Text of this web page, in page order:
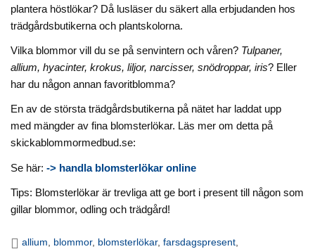
plantera höstlökar? Då lusläser du säkert alla erbjudanden hos
trädgårdsbutikerna och plantskolorna.
Vilka blommor vill du se på senvintern och våren? Tulpaner,
allium, hyacinter, krokus, liljor, narcisser, snödroppar, iris? Eller
har du någon annan favoritblomma?
En av de största trädgårdsbutikerna på nätet har laddat upp
med mängder av fina blomsterlökar. Läs mer om detta på
skickablommormedbud.se:
Se här:-> handla blomsterlökar online
Tips: Blomsterlökar är trevliga att ge bort i present till någon som
gillar blommor, odling och trädgård!
allium, blommor, blomsterlökar,farsdagspresent,